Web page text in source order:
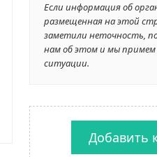
Если информация об
размещенная на этой
заметили неточность,
нам об этом и мы примем
ситуации.
Добавить